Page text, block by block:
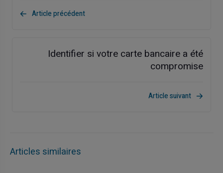
Article précédent
Identifier si votre carte bancaire a été
compromise
Article suivant
Articles similaires